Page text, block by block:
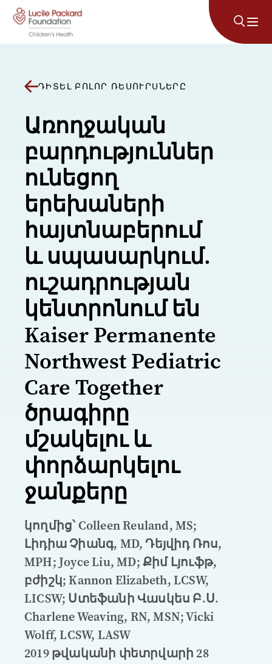
Անցնել բովանդակությանը
ԴԻՏԵԼ ԲՈԼՈՐ ՌԵՍՈՒՐՍՆԵՐԸ
Առողջական
բարդություններ
ունեցող
երեխաների
հայտնաբերում
և սպասարկում.
ուշադրության
կենտրոնում են
Kaiser Permanente
Northwest Pediatric
Care Together
ծրագիրը
մշակելու և
փորձարկելու
ջանքերը
կողմից՝ Colleen Reuland, MS;
Լիդիա Չիանգ, MD, Դեյվիդ Ռոս,
MPH; Joyce Liu, MD; Քիմ Լյուֆթ,
բժիշկ; Kannon Elizabeth, LCSW,
LICSW; Ստեֆանի Վասկես Բ.Ս.
Charlene Weaving, RN, MSN; Vicki
Wolff, LCSW, LASW
2019 թվականի փետրվարի 28